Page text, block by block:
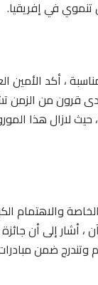
في إفريقيا.
، أكد الأمين
قرون من الزمن
حيث لازال هذا
الخاصة
، أشار إلى أن
ضمن مبادرات